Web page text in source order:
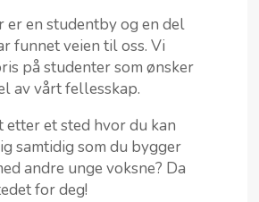
er en studentby og en del
funnet veien til oss. Vi
på studenter som ønsker
av vårt fellesskap.
etter et sted hvor du kan
samtidig som du bygger
andre unge voksne? Da
for deg!